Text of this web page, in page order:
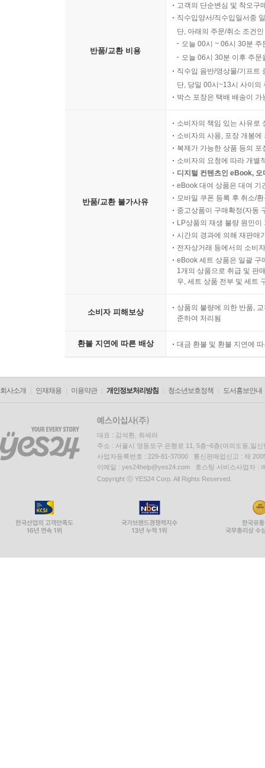
반품/교환 비용
고객의 단순변심 및 착오구
직수입양서/직수입일서중
단, 아래의 주문/취소 조건
오늘 00시 ~ 06시 30분
오늘 06시 30분 이후 주
직수입 음반/영상물/기프트
단, 당일 00시~13시 사이의
박스 포장은 택배 배송이
반품/교환 불가사유
소비자의 책임 있는 사유로
소비자의 사용, 포장 개봉
복제가 가능한 상품 등의
소비자의 요청에 따라 개별
디지털 컨텐츠인 eBook,
eBook 대여 상품은 대여 기
모바일 쿠폰 등록 후 취소/
중고상품이 구매확정(자동
LP상품의 재생 불량 원인
시간의 경과에 의해 재판매
전자상거래 등에서의 소비
eBook 세트 상품은 일괄 구
1개의 상품으로 취급 및 판
우, 세트 상품 전부 및 세트
소비자 피해보상
상품의 불량에 의한 반품,
준하여 처리됨
환불 지연에 따른 배상 대금 환불 및 환불 지연에
회사소개 인재채용 이용약관 개인정보처리방침 청소년보호정책 도서홍보안내
대표 : 김석환, 최세라
주소 : 서울시 영등포구 은행로 11, 5층~6층(여의도동,일신
사업자등록번호 : 229-81-37000 통신판매업신고 : 제
이메일 : yes24help@yes24.com 호스팅 서비스사업자 :
Copyright ⓒ YES24 Corp. All Rights Reserved.